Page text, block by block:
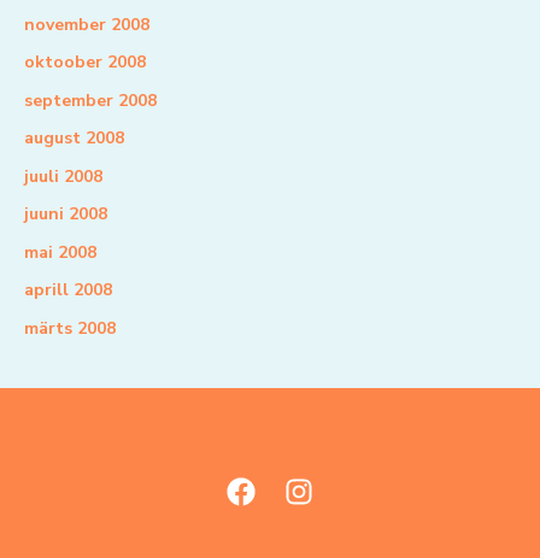
november 2008
oktoober 2008
september 2008
august 2008
juuli 2008
juuni 2008
mai 2008
aprill 2008
märts 2008